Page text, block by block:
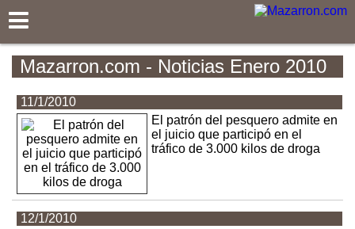
Mazarron.com - Noticias Enero 2010
11/1/2010
El patrón del pesquero admite en
el juicio que participó en el
tráfico de 3.000 kilos de droga
12/1/2010